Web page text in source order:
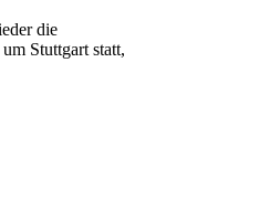
die
Stuttgart statt,